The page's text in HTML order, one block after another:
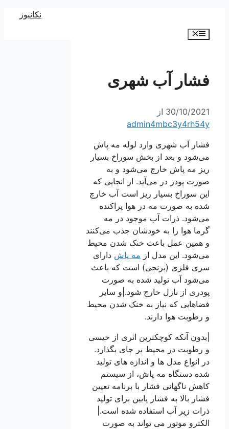
نکانیوز
فهرست
فشار آب شهری
30/10/2021 از
admin4mbc3y4rh54y
فشار آب شهری وارد لوله مه پاش
می‌شود و بعد از بخش سوراخ بسیار
ریز مه پاش خارج می‌شود و به
صورت پودر در می‌آید. از انجایی که
این سوراخ بسیار ریز است آب خارچ
شده به صورت مه در هوا پراکنده
می‌شود. ذرات آب موجود در مه
گرما هوا را به خودشان جذب می‌کنند
و همین عمل باعث خنک شدن محیط
می‌شود. این مدل از مه پاش دارای
سری فلزی (برنجی) است که باعث
می‌شود آب تولید شده به صورت
پودری از نازل خارج شود.|و سایر
فضاهایی که نیاز به خنک شدن محیط
و رطوبت هوا دارند.
|بدون آنکه کوچکترین اثری از خیسی
و رطوبت در محیط بر جای بگذارد.
در انواع مدل ها و اندازه های تولید
شده دستگاه مه پاش، از سیستم
کاهش ناگهانی فشار با برنامه تعیین
فشار بالا به فشار پایین برای تولید
ذرات زیر آب استفاده شده است.|
الکترو موتور می تواند به صورت